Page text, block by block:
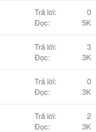
Trả lời
0
Đọc
5K
Trả lời
3
Đọc
3K
Trả lời
0
Đọc
3K
Trả lời
2
Đọc
3K